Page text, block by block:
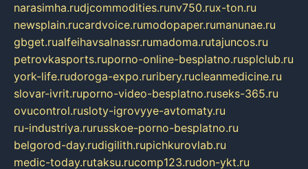
narasimha.rudjcommodities.runv750.rux-ton.ru
newsplain.rucardvoice.rumodopaper.rumanunae.ru
gbget.rualfeihavsalnassr.rumadoma.rutajuncos.ru
petrovkasports.ruporno-online-besplatno.rusplclub.ru
york-life.rudoroga-expo.ruribery.rucleanmedicine.ru
slovar-ivrit.ruporno-video-besplatno.ruseks-365.ru
ovucontrol.rusloty-igrovyye-avtomaty.ru
ru-industriya.rurusskoe-porno-besplatno.ru
belgorod-day.rudigilith.rupichkurovlab.ru
medic-today.rutaksu.rucomp123.rudon-ykt.ru